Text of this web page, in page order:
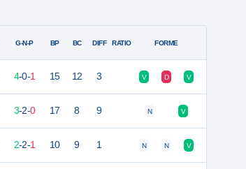
G-N-P BP BC DIFF RATIO FORME
4-0-1 15 12 3 V D V
3-2-0 17 8 9 N V
2-2-1 10 9 1 N N V